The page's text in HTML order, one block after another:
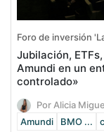
Foro de inversión
Jubilación,
Amundi en un
controlado»
Por Alicia
Amundi
BMO ...